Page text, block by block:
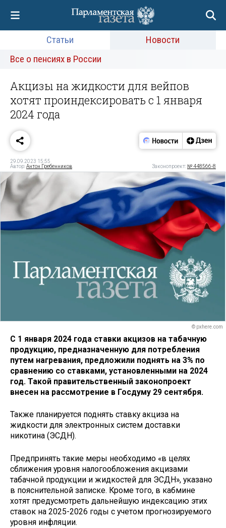
Статьи
Новости
Все о пенсиях в России
Акцизы на жидкости для вейпов
хотят проиндексировать с 1 января
2024 года
29.09.2023 15:55
Автор:Антон Гребенников Законопроект: № 448566-8
© pxhere.com
С 1 января 2024 года ставки акцизов на табачную
продукцию, предназначенную для потребления
путем нагревания, предложили поднять на 3% по
сравнению со ставками, установленными на 2024
год. Такой правительственный законопроект
внесен на рассмотрение в Госдуму 29 сентября.
Также планируется поднять ставку акциза на
жидкости для электронных систем доставки
никотина (ЭСДН).
Предпринять такие меры необходимо «в целях
сближения уровня налогообложения акцизами
табачной продукции и жидкостей для ЭСДН», указано
в пояснительной записке. Кроме того, в кабмине
хотят предусмотреть дальнейшую индексацию этих
ставок на 2025-2026 годы с учетом прогнозируемого
уровня инфляции.